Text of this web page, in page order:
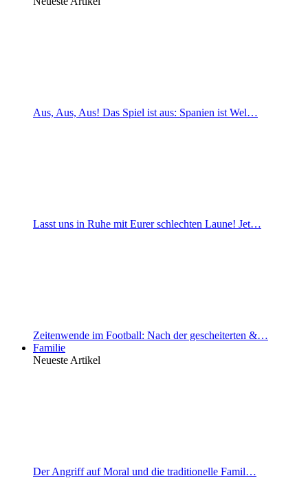
Aus, Aus, Aus! Das Spiel ist aus: Spanien ist Wel…
Lasst uns in Ruhe mit Eurer schlechten Laune! Jet…
Zeitenwende im Football: Nach der gescheiterten &…
Familie
Neueste Artikel
Der Angriff auf Moral und die traditionelle Famil…